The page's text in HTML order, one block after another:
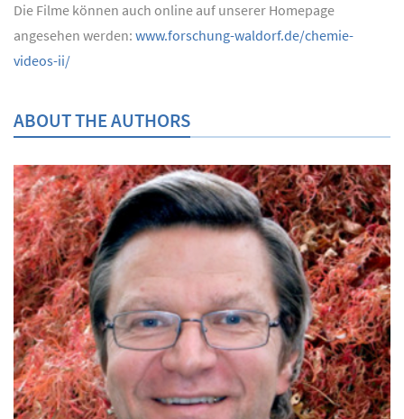
Die Filme können auch online auf unserer Homepage
angesehen werden: www.forschung-waldorf.de/chemie-
videos-ii/
ABOUT THE AUTHORS